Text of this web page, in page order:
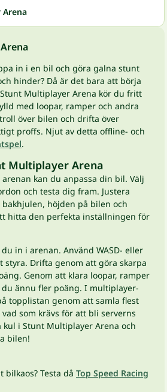
in i en bil och göra galna stunt
hinder? Då är det bara att börja
Multiplayer Arena kör du fritt
med loopar, ramper och andra
över bilen och drifta över
proffs. Njut av detta offline- och
.
Multiplayer Arena
kan du anpassa din bil. Välj
och testa dig fram. Justera
höjden på bilen och
hitta den perfekta inställningen för
in i arenan. Använd WASD- eller
Drifta genom att göra skarpa
Genom att klara loopar, ramper
ännu fler poäng. I multiplayer-
topplistan genom att samla flest
som krävs för att bli serverns
kul i Stunt Multiplayer Arena och
bilen!
Testa då Top Speed Racing